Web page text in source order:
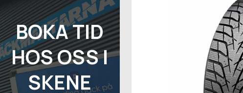
BOKA TID
HOS OSS I
SKENE